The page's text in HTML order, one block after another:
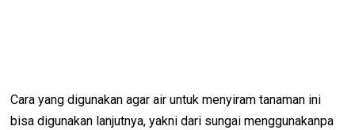
Cara yang digunakan agar air untuk menyiram tanaman ini
bisa digunakan lanjutnya, yakni dari sungai menggunakanpa